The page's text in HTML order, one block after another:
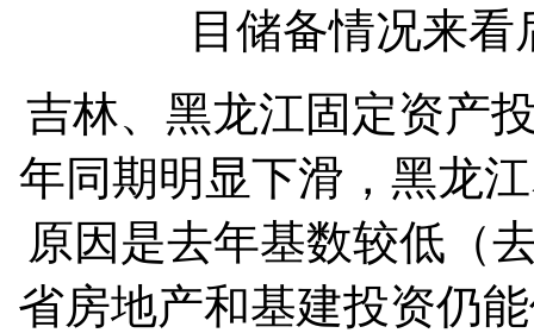
目储备情况来
吉林、黑龙江固定资产
年同期明显下滑，黑龙
原因是去年基数较低（
省房地产和基建投资仍